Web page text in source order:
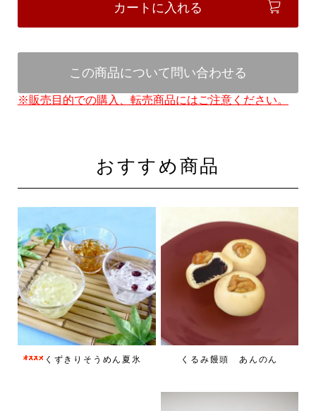
カートに入れる
この商品について問い合わせる
※販売目的での購入、転売商品にはご注意ください。
おすすめ商品
くずきりそうめん夏氷 くるみ饅頭 あんのん